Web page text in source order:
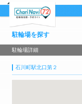
駐輪場を探す
駐輪場詳細
石川町駅北口第２